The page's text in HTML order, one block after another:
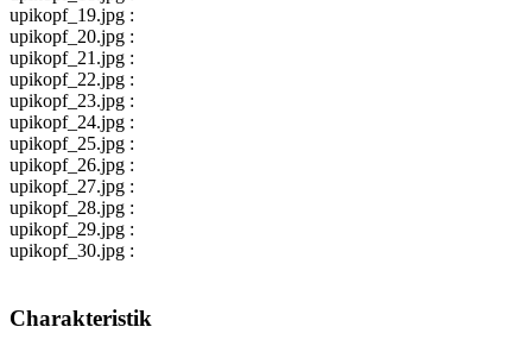
upikopf_19.jpg :
upikopf_20.jpg :
upikopf_21.jpg :
upikopf_22.jpg :
upikopf_23.jpg :
upikopf_24.jpg :
upikopf_25.jpg :
upikopf_26.jpg :
upikopf_27.jpg :
upikopf_28.jpg :
upikopf_29.jpg :
upikopf_30.jpg :
Charakteristik